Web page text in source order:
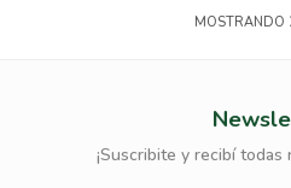
MOSTRANDO
¡Suscribite y recibí todas